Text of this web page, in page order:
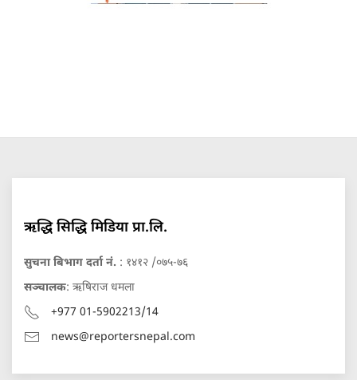
ऋद्धि सिद्धि मिडिया प्रा.लि.
सुचना बिभाग दर्ता नं. : १४१२ /०७५-७६
सञ्चालक: ऋषिराज धमला
+977 01-5902213/14
news@reportersnepal.com